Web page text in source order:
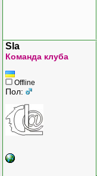
Sla
Команда клуба
Offline
Пол: